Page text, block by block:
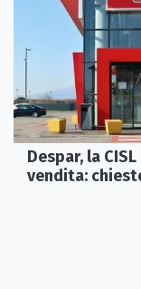
Despar, la
vendita: